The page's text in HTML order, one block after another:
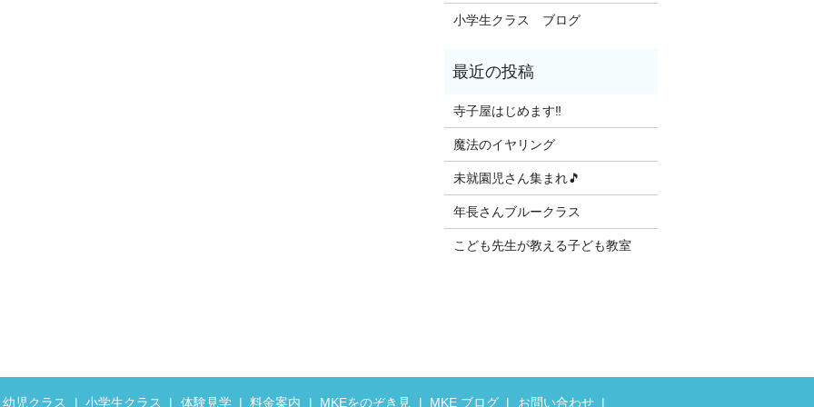
小学生クラス ブログ
寺子屋はじめます‼️
魔法のイヤリング
未就園児さん集まれ🎵
年長さんブルークラス
こども先生が教える子ども教室
幼児クラス 小学生クラス 体験見学 料金案内 MKEをのぞき見 MKE ブログ お問い合わせ